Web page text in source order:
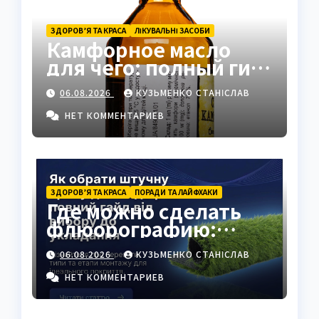
ЗДОРОВ’Я ТА КРАСА ЛІКУВАЛЬНІ ЗАСОБИ
Камфорное масло
для чего: полный гид
по применению и
свойствам
06.08.2026
КУЗЬМЕНКО СТАНІСЛАВ
НЕТ КОММЕНТАРИЕВ
ЗДОРОВ’Я ТА КРАСА ПОРАДИ ТА ЛАЙФХАКИ
Где можно сделать
флюорографию:
полный гид для
украинцев
06.08.2026
КУЗЬМЕНКО СТАНІСЛАВ
НЕТ КОММЕНТАРИЕВ